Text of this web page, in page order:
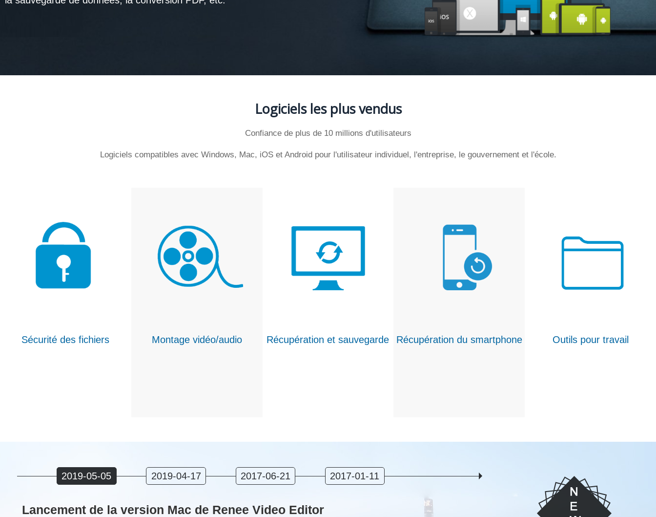
Logiciels les plus vendus
Confiance de plus de 10 millions d'utilisateurs
Logiciels compatibles avec Windows, Mac, iOS et Android pour l'utilisateur individuel, l'entreprise, le gouvernement et l'école.
Sécurité des fichiers Montage vidéo/audio Récupération et sauvegarde Récupération du smartphone Outils pour travail
2019-05-05 2019-04-17 2017-06-21 2017-01-11
Lancement de la version Mac de Renee Video Editor